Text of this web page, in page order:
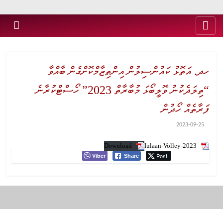
ހދ. އަތޮޅު ކައުންސިލުން އިންތިޒާމްކޮށްގެން ބާއްވާ
“ތިލަދެކުނު ވޮލީބޯޅަ މުބާރާތް 2023” ހޯސްޓްކުރާނެ
ފަރާތެއް ހޯދުން
2023-09-25
Iulaan-Volley-2023
Download
Viber Share Post